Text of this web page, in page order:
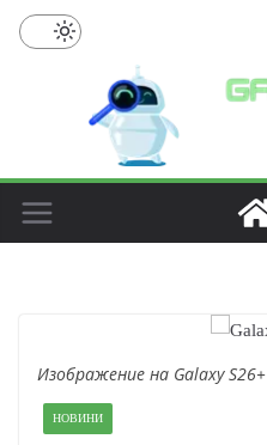
Skip
Изображение на Galaxy S26+
НОВИНИ